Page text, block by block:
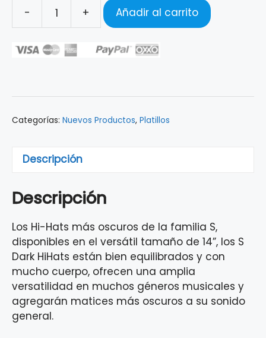
-
JGO.
PLATILLOS
ZILDJIAN
DARK
+ Añadir al carrito
Categorías: Nuevos Productos, Platillos
Descripción
Descripción
Los Hi-Hats más oscuros de la familia S,
disponibles en el versátil tamaño de 14”, los S
Dark HiHats están bien equilibrados y con
mucho cuerpo, ofrecen una amplia
versatilidad en muchos géneros musicales y
agregarán matices más oscuros a su sonido
general.